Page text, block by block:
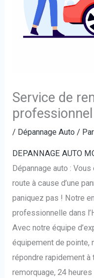
Service de
/ Dépannage Auto /
DEPANNAGE AUTO
Dépannage auto :
route à cause d’une
paniquez pas ! Notre
professionnelle dans
Avec notre équipe
équipement de pointe,
répondre rapidement
remorquage, 24